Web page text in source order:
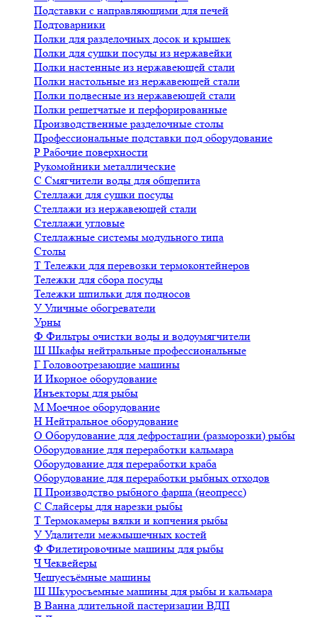
Подставки с направляющими для печей
Подтоварники
Полки для разделочных досок и крышек
Полки для сушки посуды из нержавейки
Полки настенные из нержавеющей стали
Полки настольные из нержавеющей стали
Полки подвесные из нержавеющей стали
Полки решетчатые и перфорированные
Производственные разделочные столы
Профессиональные подставки под оборудование
Р Рабочие поверхности
Рукомойники металлические
С Смягчители воды для общепита
Стеллажи для сушки посуды
Стеллажи из нержавеющей стали
Стеллажи угловые
Стеллажные системы модульного типа
Столы
Т Тележки для перевозки термоконтейнеров
Тележки для сбора посуды
Тележки шпильки для подносов
У Уличные обогреватели
Урны
Ф Фильтры очистки воды и водоумягчители
Ш Шкафы нейтральные профессиональные
Г Головоотрезающие машины
И Икорное оборудование
Инъекторы для рыбы
М Моечное оборудование
Н Нейтральное оборудование
О Оборудование для дефростации (разморозки) рыбы
Оборудование для переработки кальмара
Оборудование для переработки краба
Оборудование для переработки рыбных отходов
П Производство рыбного фарша (неопресс)
С Слайсеры для нарезки рыбы
Т Термокамеры вялки и копчения рыбы
У Удалители межмышечных костей
Ф Филетировочные машины для рыбы
ЧЧеквейеры
Чешуесъёмные машины
Ш Шкуросъемные машины для рыбы и кальмара
В Ванна длительной пастеризации ВДП